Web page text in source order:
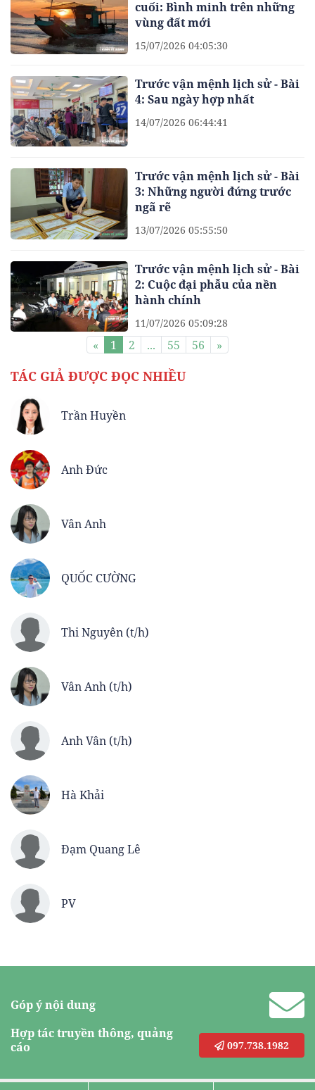
cuối: Bình minh trên những
vùng đất mới
15/07/2026 04:05:30
Trước vận mệnh lịch sử - Bài
4: Sau ngày hợp nhất
14/07/2026 06:44:41
Trước vận mệnh lịch sử - Bài
3: Những người đứng trước
ngã rẽ
13/07/2026 05:55:50
Trước vận mệnh lịch sử - Bài
2: Cuộc đại phẫu của nền
hành chính
11/07/2026 05:09:28
« 1 2 ... 55 56 »
TÁC GIẢ ĐƯỢC ĐỌC NHIỀU
Trần Huyền
Anh Đức
Vân Anh
QUỐC CƯỜNG
Thi Nguyên (t/h)
Vân Anh (t/h)
Anh Vân (t/h)
Hà Khải
Đạm Quang Lê
PV
Góp ý nội dung
Hợp tác truyền thông, quảng
cáo
097.738.1982